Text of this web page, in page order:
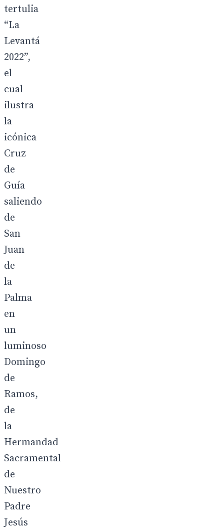
tertulia
“La
Levantá
2022”,
el
cual
ilustra
la
icónica
Cruz
de
Guía
saliendo
de
San
Juan
de
la
Palma
en
un
luminoso
Domingo
de
Ramos,
de
la
Hermandad
Sacramental
de
Nuestro
Padre
Jesús